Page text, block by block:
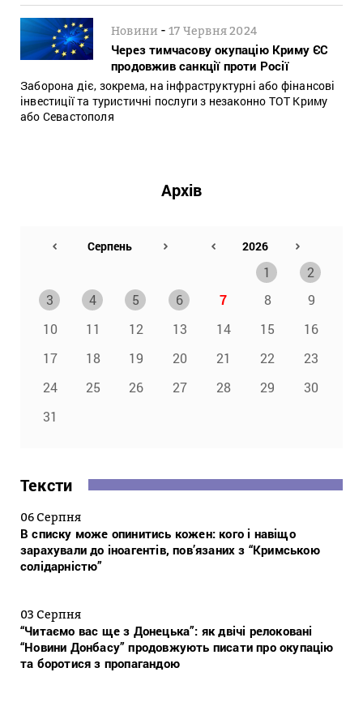
Новини -17 Червня 2024
Через тимчасову окупацію Криму ЄС
продовжив санкції проти Росії
Заборона діє, зокрема, на інфраструктурні або фінансові
інвестиції та туристичні послуги з незаконно ТОТ Криму
або Севастополя
Архів
1
2
3
4 5 6 7 8
9
10
11 12 13 14 15
16
17
18 19 20 21 22
23
24
25 26 27 28 29
30
31
Тексти
06 Серпня
В списку може опинитись кожен: кого і навіщо
зарахували до іноагентів, пов’язаних з “Кримською
солідарністю”
03 Серпня
“Читаємо вас ще з Донецька”: як двічі релоковані
“Новини Донбасу” продовжують писати про окупацію
та боротися з пропагандою